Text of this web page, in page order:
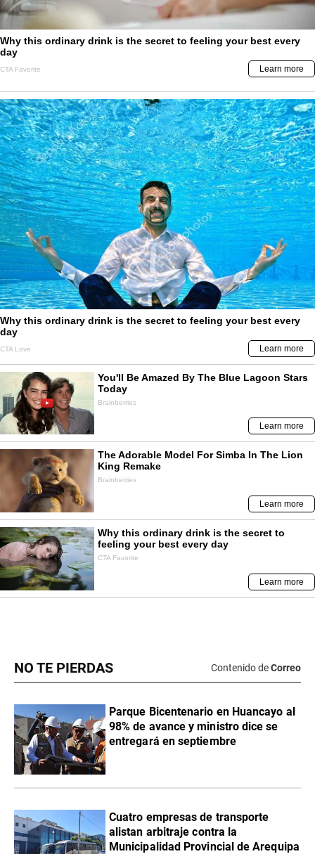
NO TE PIERDAS Contenido deCorreo
Parque Bicentenario en Huancayo al
98% de avance y ministro dice se
entregará en septiembre
Cuatro empresas de transporte
alistan arbitraje contra la
Municipalidad Provincial de Arequipa